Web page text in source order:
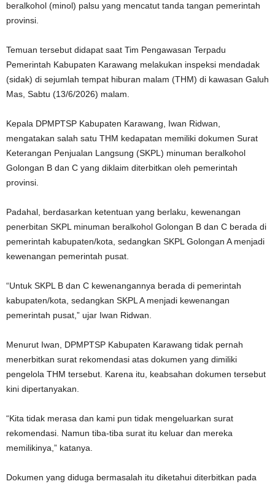
beralkohol (minol) palsu yang mencatut tanda tangan pemerintah
provinsi.
Temuan tersebut didapat saat Tim Pengawasan Terpadu
Pemerintah Kabupaten Karawang melakukan inspeksi mendadak
(sidak) di sejumlah tempat hiburan malam (THM) di kawasan Galuh
Mas, Sabtu (13/6/2026) malam.
Kepala DPMPTSP Kabupaten Karawang, Iwan Ridwan,
mengatakan salah satu THM kedapatan memiliki dokumen Surat
Keterangan Penjualan Langsung (SKPL) minuman beralkohol
Golongan B dan C yang diklaim diterbitkan oleh pemerintah
provinsi.
Padahal, berdasarkan ketentuan yang berlaku, kewenangan
penerbitan SKPL minuman beralkohol Golongan B dan C berada di
pemerintah kabupaten/kota, sedangkan SKPL Golongan A menjadi
kewenangan pemerintah pusat.
“Untuk SKPL B dan C kewenangannya berada di pemerintah
kabupaten/kota, sedangkan SKPL A menjadi kewenangan
pemerintah pusat,” ujar Iwan Ridwan.
Menurut Iwan, DPMPTSP Kabupaten Karawang tidak pernah
menerbitkan surat rekomendasi atas dokumen yang dimiliki
pengelola THM tersebut. Karena itu, keabsahan dokumen tersebut
kini dipertanyakan.
“Kita tidak merasa dan kami pun tidak mengeluarkan surat
rekomendasi. Namun tiba-tiba surat itu keluar dan mereka
memilikinya,” katanya.
Dokumen yang diduga bermasalah itu diketahui diterbitkan pada